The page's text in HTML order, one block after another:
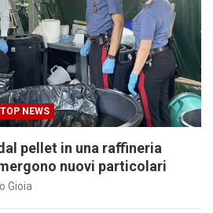
TOP NEWS
pellet in una raffineria
nuovi particolari
Gioia